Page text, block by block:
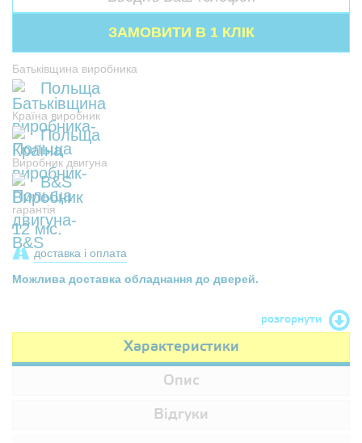
Батьківщина виробника
Польща
Країна виробник
Польща
Виробник двигуна
B&S
гарантія
12 міс.
доставка і оплата
Можлива доставка обладнання до дверей.
розгорнути
Характеристики
Опис
Відгуки